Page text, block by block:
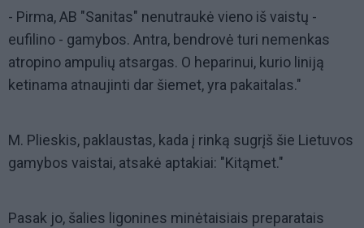
- Pirma, AB "Sanitas" nenutraukė vieno iš vaistų -
eufilino - gamybos. Antra, bendrovė turi nemenkas
atropino ampulių atsargas. O heparinui, kurio liniją
ketinama atnaujinti dar šiemet, yra pakaitalas."
M. Plieskis, paklaustas, kada į rinką sugrįš šie Lietuvos
gamybos vaistai, atsakė aptakiai: "Kitąmet."
Pasak jo, šalies ligonines minėtaisiais preparatais